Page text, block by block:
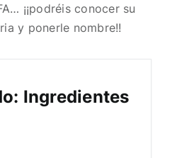
¡¡podréis conocer su
y ponerle nombre!!
Ingredientes